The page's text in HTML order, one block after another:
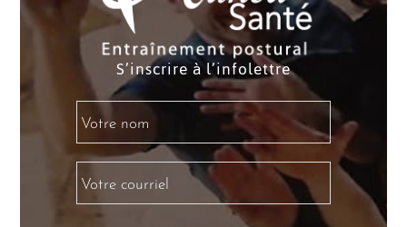
S’inscrire à l’infolettre